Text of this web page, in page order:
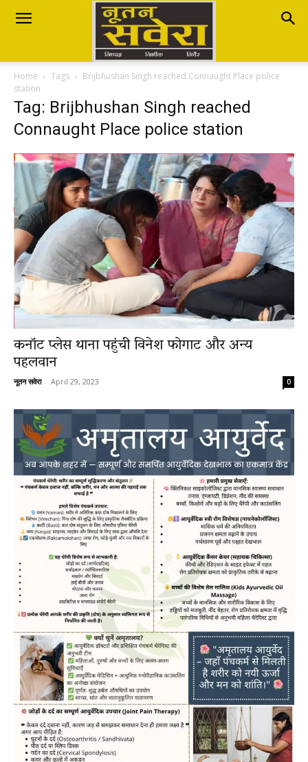
Nutan
Savera
नूतन
Breaking
News
LIVE
Home Tags
Brijbhushan Singh reached Connaught Place police
station
Tag: Brijbhushan Singh reached
Connaught Place police station
कनॉट प्लेस थाना पहुंची विनेश फोगाट और अन्य
पहलवान
नूतन सवेरा - April 29, 2023 0